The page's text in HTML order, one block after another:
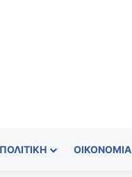
ΠΟΛΙΤΙΚΉ ΟΙΚΟΝΟΜΊΑ